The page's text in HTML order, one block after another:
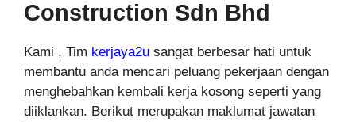
Construction Sdn Bhd
Kami , Tim kerjaya2u sangat berbesar hati untuk
membantu anda mencari peluang pekerjaan dengan
menghebahkan kembali kerja kosong seperti yang
diiklankan. Berikut merupakan maklumat jawatan